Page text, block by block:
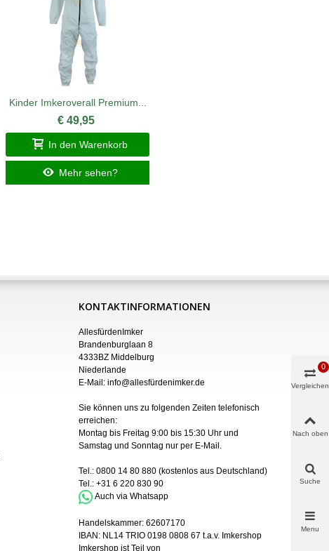
Kinder Imkeroverall Premium...
€ 49,95
In den Warenkorb
Mehr sehen?
KONTAKTINFORMATIONEN
AllesfürdenImker
Brandenburglaan 8
4333BZ Middelburg
Niederlande
E-Mail: info@allesfürdenimker.de
Sie können uns zu folgenden Zeiten telefonisch
erreichen:
Montag bis Freitag 9:00 bis 15:30 Uhr und
Samstag und Sonntag nur per E-Mail .
Tel.: 0800 14 80 880 (kostenlos aus Deutschland)
Tel.: +31 6 220 830 90
Auch via Whatsapp
Handelskammer: 62607170
IBAN: NL14 TRIO 0198 0808 67 t.a.v. Imkershop
Imkershop ist Teil von
Vergleichen
0
Nach oben
Suche
Menu